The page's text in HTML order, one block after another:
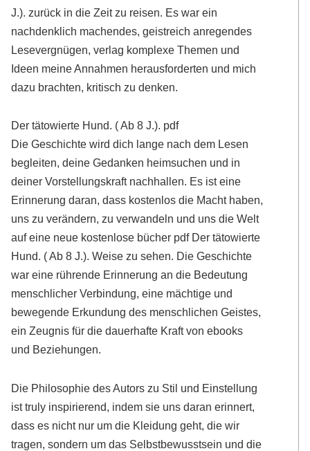
J.). zurück in die Zeit zu reisen. Es war ein
nachdenklich machendes, geistreich anregendes
Lesevergnügen, verlag komplexe Themen und
Ideen meine Annahmen herausforderten und mich
dazu brachten, kritisch zu denken.
Der tätowierte Hund. ( Ab 8 J.). pdf
Die Geschichte wird dich lange nach dem Lesen
begleiten, deine Gedanken heimsuchen und in
deiner Vorstellungskraft nachhallen. Es ist eine
Erinnerung daran, dass kostenlos die Macht haben,
uns zu verändern, zu verwandeln und uns die Welt
auf eine neue kostenlose bücher pdf Der tätowierte
Hund. ( Ab 8 J.). Weise zu sehen. Die Geschichte
war eine rührende Erinnerung an die Bedeutung
menschlicher Verbindung, eine mächtige und
bewegende Erkundung des menschlichen Geistes,
ein Zeugnis für die dauerhafte Kraft von ebooks
und Beziehungen.
Die Philosophie des Autors zu Stil und Einstellung
ist truly inspirierend, indem sie uns daran erinnert,
dass es nicht nur um die Kleidung geht, die wir
tragen, sondern um das Selbstbewusstsein und die